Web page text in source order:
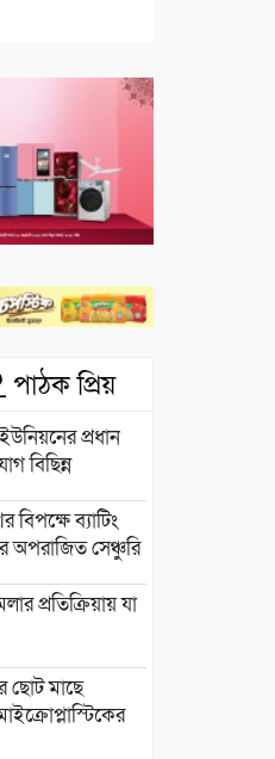
পাঠক প্রিয়
প্রধান
বিছিন্ন
বিপক্ষে ব্যাটিং
অপরাজিত সেঞ্চুরি
প্রতিক্রিয়ায় যা
ছোট মাছে